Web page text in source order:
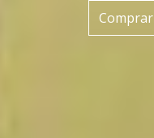
Comprar